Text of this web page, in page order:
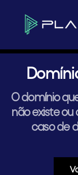
O domínio
não existe ou
caso de